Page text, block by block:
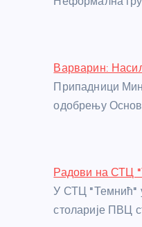
Варварин:
Припадници
одобрењу
Радови на СТЦ
У СТЦ "Темнић"
столарије ПВЦ